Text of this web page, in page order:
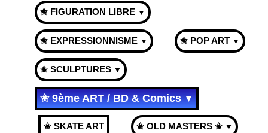
✬ FIGURATION LIBRE ▼
✬ EXPRESSIONNISME ▼ ✬ POP ART ▼
✬ SCULPTURES ▼
✬ 9ème ART / BD & Comics▼
✬ SKATE ART ✬ OLD MASTERS ✬ ▼